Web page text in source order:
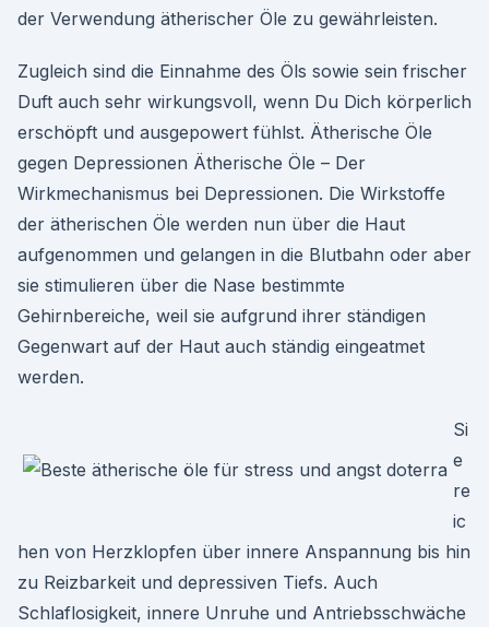
der Verwendung ätherischer Öle zu gewährleisten.
Zugleich sind die Einnahme des Öls sowie sein frischer
Duft auch sehr wirkungsvoll, wenn Du Dich körperlich
erschöpft und ausgepowert fühlst. Ätherische Öle
gegen Depressionen Ätherische Öle – Der
Wirkmechanismus bei Depressionen. Die Wirkstoffe
der ätherischen Öle werden nun über die Haut
aufgenommen und gelangen in die Blutbahn oder aber
sie stimulieren über die Nase bestimmte
Gehirnbereiche, weil sie aufgrund ihrer ständigen
Gegenwart auf der Haut auch ständig eingeatmet
werden.
Si
e
re
ic
hen von Herzklopfen über innere Anspannung bis hin
zu Reizbarkeit und depressiven Tiefs. Auch
Schlaflosigkeit, innere Unruhe und Antriebsschwäche